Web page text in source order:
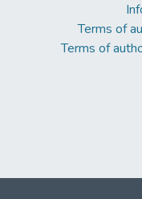
Terms of
Terms of